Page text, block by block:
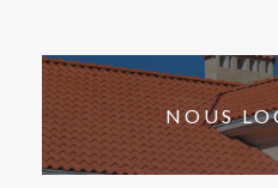
NOUS